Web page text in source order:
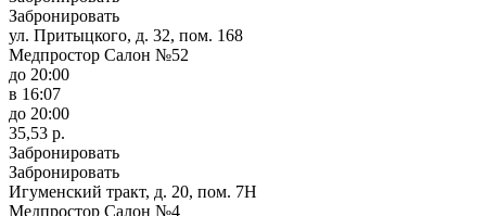
Забронировать
ул. Притыцкого, д. 32, пом. 168
Медпростор Салон №52
до 20:00
в 16:07
до 20:00
35,53 р.
Забронировать
Забронировать
Игуменский тракт, д. 20, пом. 7Н
Медпростор Салон №4